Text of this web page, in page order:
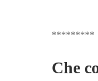
*********
Che